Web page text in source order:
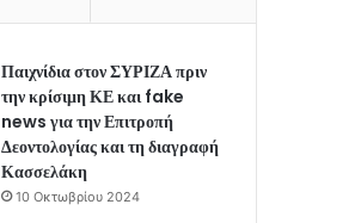
Παιχνίδια στον ΣΥΡΙΖΑ πριν
την κρίσιμη ΚΕ και fake
news για την Επιτροπή
Δεοντολογίας και τη διαγραφή
Κασσελάκη
10 Οκτωβρίου 2024